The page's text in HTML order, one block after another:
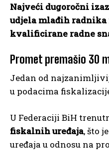
Najveći dugoročni
udjela mlađih radnika
kvalificirane radne
Promet premašio 30
Jedan od
u podacima
U Federaciji BiH
fiskalnih uređaja, što
uređaja u odnosu na